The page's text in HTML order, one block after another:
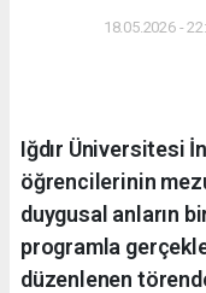
18.05.2026 -
Iğdır Üniversitesi
öğrencilerinin
duygusal anların
programla
düzenlenen